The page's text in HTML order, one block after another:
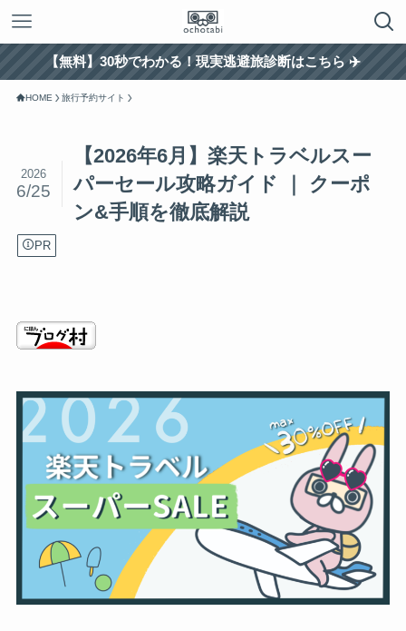
【無料】30秒でわかる！現実逃避旅診断はこちら ✈️
HOME 旅行予約サイト
【2026年6月】楽天トラベルスー
パーセール攻略ガイド ｜ クーポ
ン&手順を徹底解説
2026
6/25
PR